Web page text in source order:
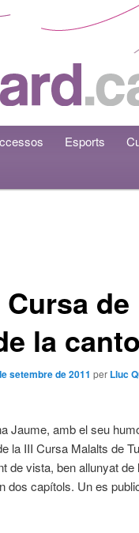
Esports
Cursa
la
setembre de 2011 per Lluc
Jaume, amb el seu
la III Cursa Malalts de
de vista, ben allunyat
dos capítols. Un es